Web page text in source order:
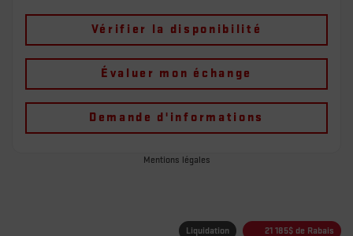
Vérifier la disponibilité
Évaluer mon échange
Demande d'informations
Mentions légales
Liquidation 21 185$ de Rabais